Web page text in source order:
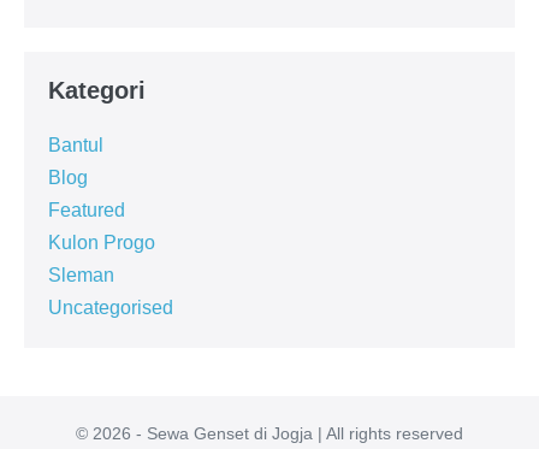
Kategori
Bantul
Blog
Featured
Kulon Progo
Sleman
Uncategorised
© 2026 - Sewa Genset di Jogja | All rights reserved